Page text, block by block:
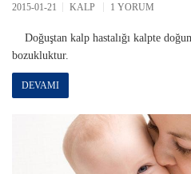
2015-01-21 KALP 1 YORUM
Doğuştan kalp hastalığı kalpte
bozukluktur.
DEVAMI